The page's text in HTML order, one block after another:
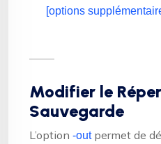
[options
Modifier le
Sauvegarde
L’option -outpermet de